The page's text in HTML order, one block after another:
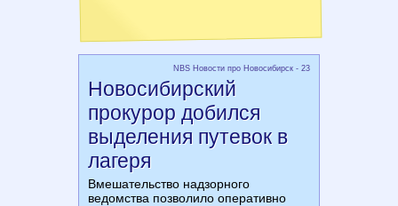
NBS Новости про Новосибирск - 23
Новосибирский
прокурор добился
выделения путевок в
лагеря
Вмешательство надзорного
ведомства позволило оперативно